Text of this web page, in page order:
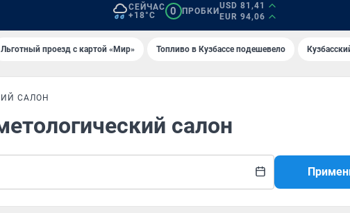
СЕЙЧАС
+18°C
0 ПРОБКИ
USD 81,41
EUR 94,06
Льготный проезд с картой «Мир» Топливо в Кузбассе подешевело
САЛОН
салон